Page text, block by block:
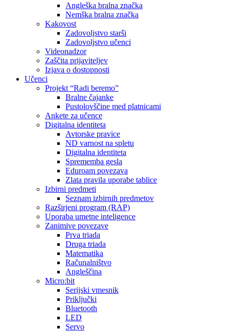
Angleška bralna značka
Nemška bralna značka
Kakovost
Zadovoljstvo starši
Zadovoljstvo učenci
Videonadzor
Zaščita prijaviteljev
Izjava o dostopnosti
Učenci
Projekt “Radi beremo”
Bralne čajanke
Pustolovščine med platnicami
Ankete za učence
Digitalna identiteta
Avtorske pravice
ND varnost na spletu
Digitalna identiteta
Sprememba gesla
Eduroam povezava
Zlata pravila uporabe tablice
Izbirni predmeti
Seznam izbirnih predmetov
Razširjeni program (RAP)
Uporaba umetne inteligence
Zanimive povezave
Prva triada
Druga triada
Matematika
Računalništvo
Angleščina
Micro:bit
Serijski vmesnik
Priključki
Bluetooth
LED
Servo